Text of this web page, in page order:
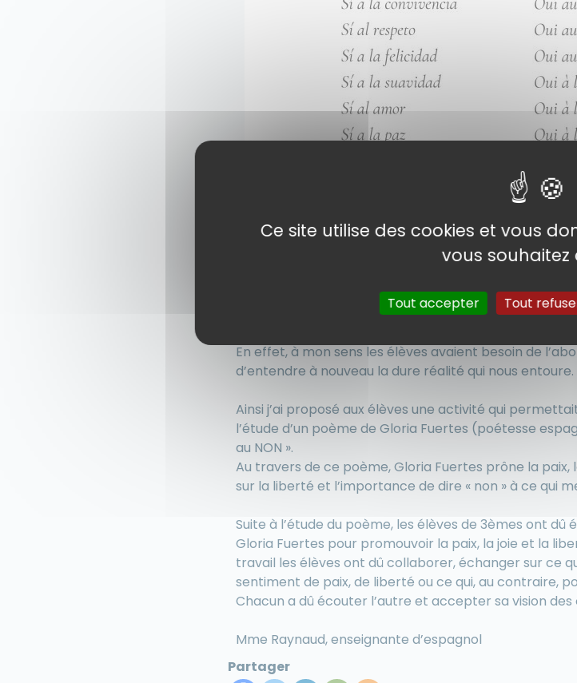
Un besoin de parler, d’échanger des élèves s’est fait
En effet, à mon sens les élèves avaient besoin de
d’entendre à nouveau la dure réalité qui nous entoure.
Ainsi j’ai proposé aux élèves une activité qui
l’étude d’un poème de Gloria Fuertes (poétesse
au NON ».
Au travers de ce poème, Gloria Fuertes prône la paix,
sur la liberté et l’importance de dire « non » à ce qui
Suite à l’étude du poème, les élèves de 3èmes ont
Gloria Fuertes pour promouvoir la paix, la joie et la
travail les élèves ont dû collaborer, échanger sur ce
sentiment de paix, de liberté ou ce qui, au contraire,
Chacun a dû écouter l’autre et accepter sa vision des
Mme Raynaud, enseignante d’espagnol
Partager
Ce site utilise des cookies et vous
vous souhaitez
Tout accepter Tout